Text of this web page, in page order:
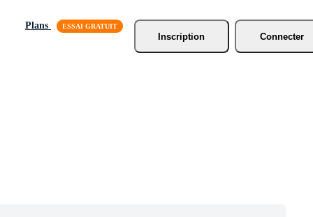
Plans
Inscription
Connecter